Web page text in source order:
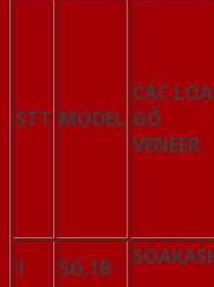
STT MODEL
CÁC
GỖ
VENEER
1
SG.1B SOAK